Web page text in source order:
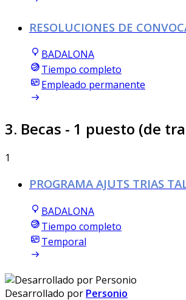
RESOLUCIONES DE
BADALONA
Tiempo completo
Empleado permanente
3. Becas - 1 puesto (de
1
PROGRAMA AJUTS TRIAS
BADALONA
Tiempo completo
Temporal
Desarrollado por Personio